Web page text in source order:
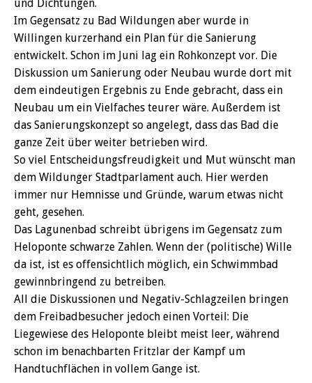
und Dichtungen.
Im Gegensatz zu Bad Wildungen aber wurde in
Willingen kurzerhand ein Plan für die Sanierung
entwickelt. Schon im Juni lag ein Rohkonzept vor. Die
Diskussion um Sanierung oder Neubau wurde dort mit
dem eindeutigen Ergebnis zu Ende gebracht, dass ein
Neubau um ein Vielfaches teurer wäre. Außerdem ist
das Sanierungskonzept so angelegt, dass das Bad die
ganze Zeit über weiter betrieben wird.
So viel Entscheidungsfreudigkeit und Mut wünscht man
dem Wildunger Stadtparlament auch. Hier werden
immer nur Hemnisse und Gründe, warum etwas nicht
geht, gesehen.
Das Lagunenbad schreibt übrigens im Gegensatz zum
Heloponte schwarze Zahlen. Wenn der (politische) Wille
da ist, ist es offensichtlich möglich, ein Schwimmbad
gewinnbringend zu betreiben.
All die Diskussionen und Negativ-Schlagzeilen bringen
dem Freibadbesucher jedoch einen Vorteil: Die
Liegewiese des Heloponte bleibt meist leer, während
schon im benachbarten Fritzlar der Kampf um
Handtuchflächen in vollem Gange ist.